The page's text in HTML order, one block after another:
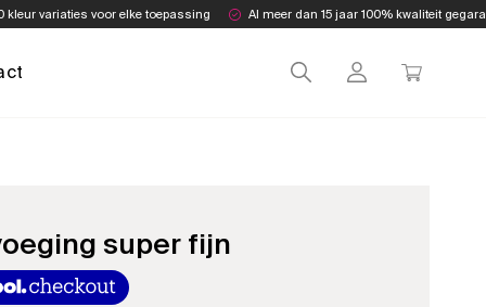
kleur variaties voor elke toepassing Al meer dan 15 jaar 100% kwaliteit
super fijn